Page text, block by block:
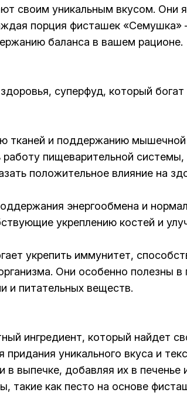
своим уникальным вкусом.
порция фисташек «Семушка»
баланса в вашем рационе.
суперфуд, который
тканей и поддержанию
пищеварительной системы,
положительное влияние на
энергообмена и
укреплению костей и
укрепить иммунитет,
Они особенно полезны
и питательных веществ.
ингредиент, который найдет
уникального вкуса и
в выпечке, добавляя их в печенье
такие как песто на основе